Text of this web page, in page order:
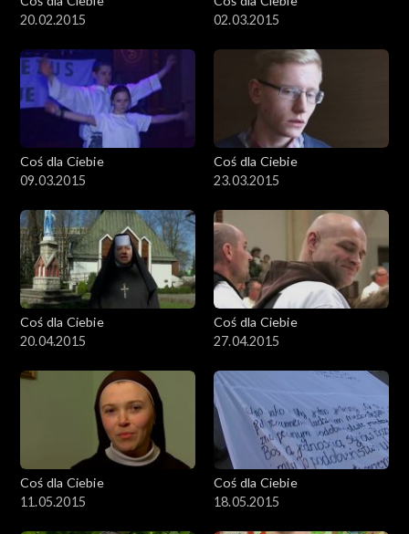
20.02.2015
02.03.2015
Coś dla Ciebie
09.03.2015
Coś dla Ciebie
23.03.2015
Coś dla Ciebie
20.04.2015
Coś dla Ciebie
27.04.2015
Coś dla Ciebie
11.05.2015
Coś dla Ciebie
18.05.2015